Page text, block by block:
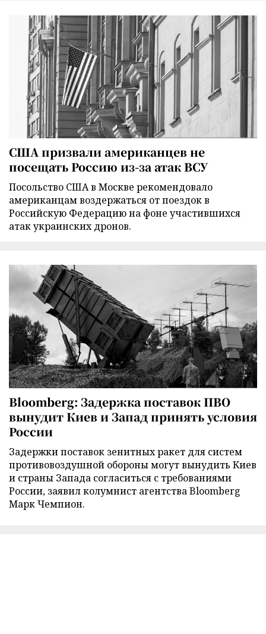
США призвали американцев не
посещать Россию из-за атак ВСУ
Посольство США в Москве рекомендовало
американцам воздержаться от поездок в
Российскую Федерацию на фоне участившихся
атак украинских дронов.
Bloomberg: Задержка поставок ПВО
вынудит Киев и Запад принять условия
России
Задержки поставок зенитных ракет для систем
противовоздушной обороны могут вынудить Киев
и страны Запада согласиться с требованиями
России, заявил колумнист агентства Bloomberg
Марк Чемпион.